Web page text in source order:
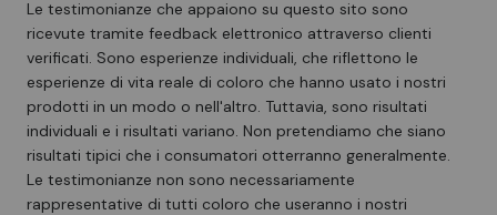
Le testimonianze che appaiono su questo sito sono
ricevute tramite feedback elettronico attraverso clienti
verificati. Sono esperienze individuali, che riflettono le
esperienze di vita reale di coloro che hanno usato i nostri
prodotti in un modo o nell'altro. Tuttavia, sono risultati
individuali e i risultati variano. Non pretendiamo che siano
risultati tipici che i consumatori otterranno generalmente.
Le testimonianze non sono necessariamente
rappresentative di tutti coloro che useranno i nostri